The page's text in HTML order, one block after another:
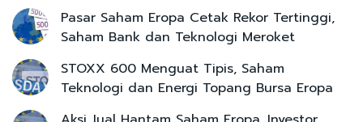
Pasar Saham Eropa Cetak Rekor Tertinggi,
Saham Bank dan Teknologi Meroket
STOXX 600 Menguat Tipis, Saham
Teknologi dan Energi Topang Bursa Eropa